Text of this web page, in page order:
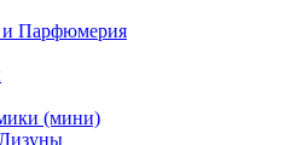
и Парфюмерия
(мини)